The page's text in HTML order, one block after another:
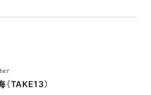
TAKE13）